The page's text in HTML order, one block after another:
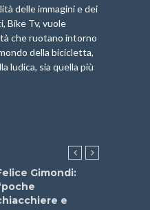
delle immagini e dei
Bike Tv, vuole
che ruotano intorno
della bicicletta,
ludica, sia quella più
Gimondi:
e